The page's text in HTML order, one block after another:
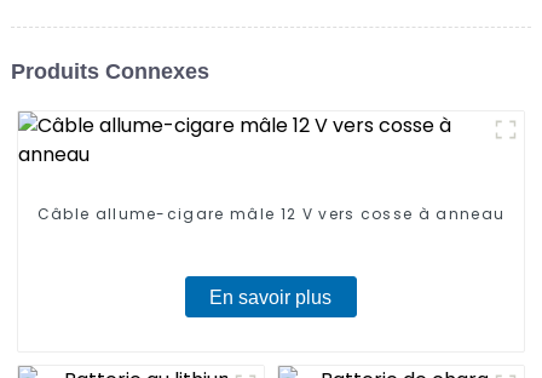
Produits Connexes
Câble allume-cigare mâle 12 V vers cosse à anneau
En savoir plus